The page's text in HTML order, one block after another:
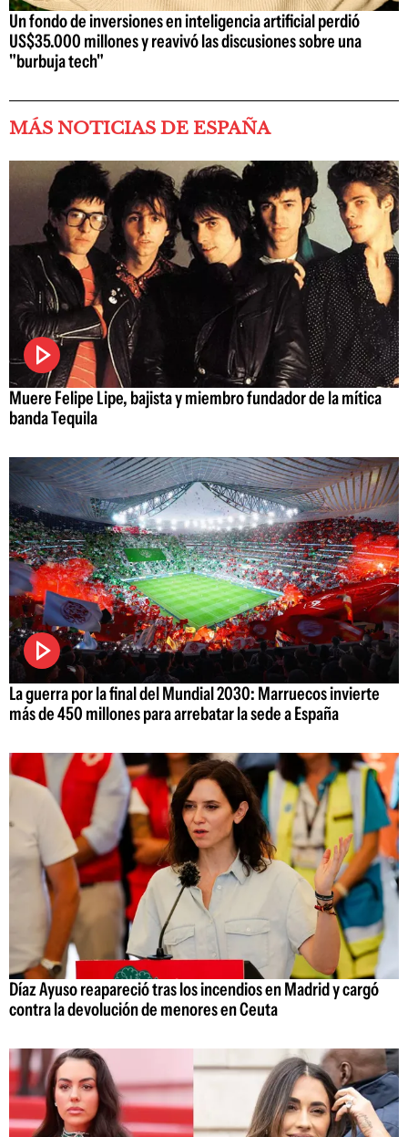
Un fondo de inversiones en inteligencia artificial perdió
US$35.000 millones y reavivó las discusiones sobre una
"burbuja tech"
MÁS NOTICIAS DE ESPAÑA
Muere Felipe Lipe, bajista y miembro fundador de la mítica
banda Tequila
La guerra por la final del Mundial 2030: Marruecos invierte
más de 450 millones para arrebatar la sede a España
Díaz Ayuso reapareció tras los incendios en Madrid y cargó
contra la devolución de menores en Ceuta